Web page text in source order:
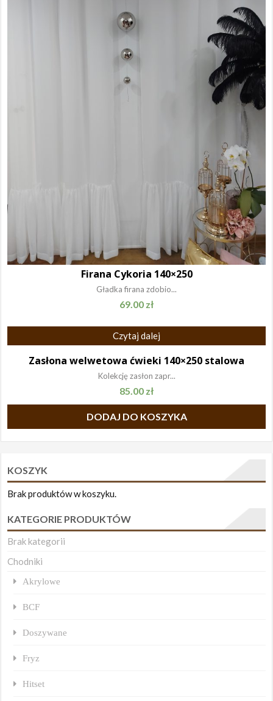
Firana Cykoria 140×250
Gładka firana zdobio...
69.00 zł
Czytaj dalej
Zasłona welwetowa ćwieki 140×250 stalowa
Kolekcję zasłon zapr...
85.00 zł
DODAJ DO KOSZYKA
KOSZYK
Brak produktów w koszyku.
KATEGORIE PRODUKTÓW
Brak kategorii
Chodniki
Akrylowe
BCF
Doszywane
Fryz
Hitset